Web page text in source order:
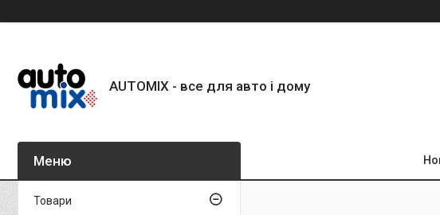
AUTOMIX - все для авто і дому
Товари